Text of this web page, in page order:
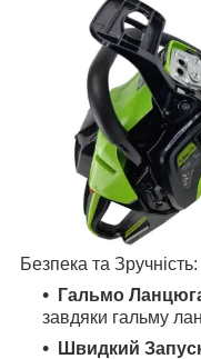
Безпека та Зручність:
Гальмо
завдяки гальму
Швидкий